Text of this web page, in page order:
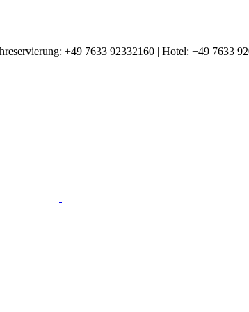
+49 7633 92332160 | Hotel: +49 7633